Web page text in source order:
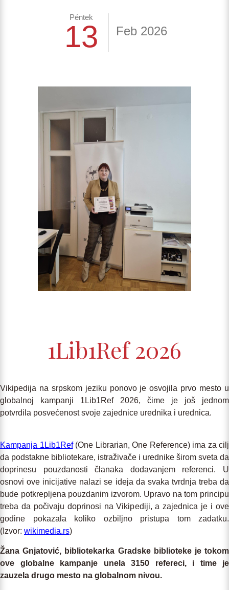
Péntek
13 Feb 2026
1Lib1Ref 2026
Vikipedija na srpskom jeziku ponovo je osvojila prvo mesto u
globalnoj kampanji 1Lib1Ref 2026, čime je još jednom
potvrdila posvećenost svoje zajednice urednika i urednica.
Kampanja 1Lib1Ref(One Librarian, One Reference) ima za cilј
da podstakne bibliotekare, istraživače i urednike širom sveta da
doprinesu pouzdanosti članaka dodavanjem referenci. U
osnovi ove inicijative nalazi se ideja da svaka tvrdnja treba da
bude potkreplјena pouzdanim izvorom. Upravo na tom principu
treba da počivaju doprinosi na Vikipediji, a zajednica je i ove
godine pokazala koliko ozbilјno pristupa tom zadatku.
(Izvor: wikimedia.rs)
Žana Gnjatović, bibliotekarka Gradske biblioteke je tokom
ove globalne kampanje unela 3150 refereci, i time je
zauzela drugo mesto na globalnom nivou.